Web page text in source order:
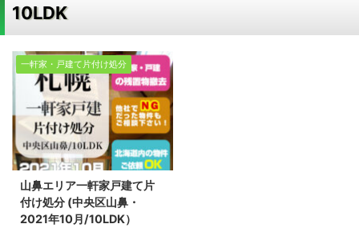
10LDK
一軒家・戸建て片付け処分
山鼻エリア一軒家戸建て片
付け処分 (中央区山鼻・
2021年10月/10LDK）